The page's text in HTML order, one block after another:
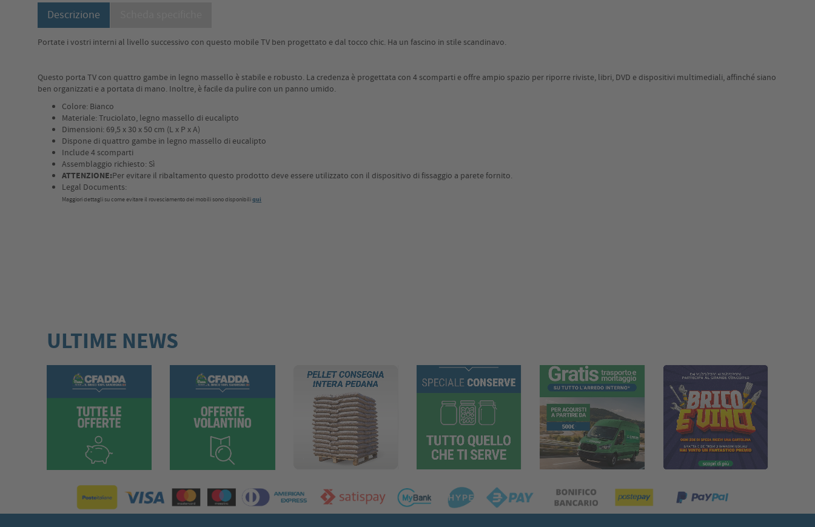
Descrizione
Portate i vostri interni al livello successivo con questo mobile TV ben progettato e dal tocco chic. Ha un fascino in stile scandinavo.
Questo porta TV con quattro gambe in legno massello è stabile e robusto. La credenza è progettata con 4 scomparti e offre ampio spazio per riporre riviste, libri, DVD e dispositivi multimediali, affinché siano
ben organizzati e a portata di mano. Inoltre, è facile da pulire con un panno umido.
Colore: Bianco
Materiale: Truciolato, legno massello di eucalipto
Dimensioni: 69,5 x 30 x 50 cm (L x P x A)
Dispone di quattro gambe in legno massello di eucalipto
Include 4 scomparti
Assemblaggio richiesto: Sì
ATTENZIONE:Per evitare il ribaltamento questo prodotto deve essere utilizzato con il dispositivo di fissaggio a parete fornito.
Legal Documents:
Maggiori dettagli su come evitare il rovesciamento dei mobili sono disponibiliqui
ULTIME NEWS